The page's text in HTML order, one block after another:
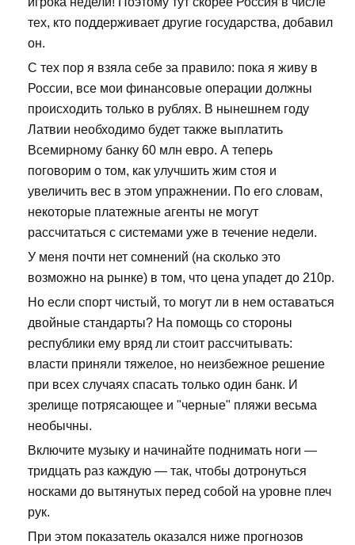
тех, кто поддерживает другие государства, добавил
он.
С тех пор я взяла себе за правило: пока я живу в
России, все мои финансовые операции должны
происходить только в рублях. В нынешнем году
Латвии необходимо будет также выплатить
Всемирному банку 60 млн евро. А теперь
поговорим о том, как улучшить жим стоя и
увеличить вес в этом упражнении. По его словам,
некоторые платежные агенты не могут
рассчитаться с системами уже в течение недели.
У меня почти нет сомнений (на сколько это
возможно на рынке) в том, что цена упадет до 210р.
Но если спорт чистый, то могут ли в нем оставаться
двойные стандарты? На помощь со стороны
республики ему вряд ли стоит рассчитывать:
власти приняли тяжелое, но неизбежное решение
при всех случаях спасать только один банк. И
зрелище потрясающее и "черные" пляжи весьма
необычны.
Включите музыку и начинайте поднимать ноги —
тридцать раз каждую — так, чтобы дотронуться
носками до вытянутых перед собой на уровне плеч
рук.
При этом показатель оказался ниже прогнозов